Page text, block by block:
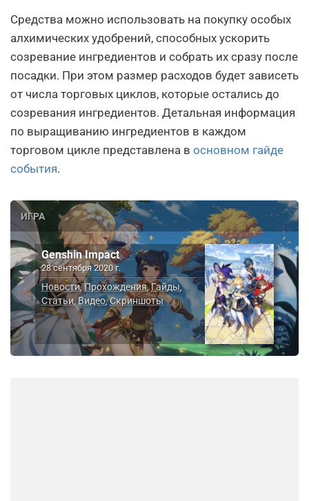
Средства можно использовать на покупку особых
алхимических удобрений, способных ускорить
созревание ингредиентов и собрать их сразу после
посадки. При этом размер расходов будет зависеть
от числа торговых циклов, которые остались до
созревания ингредиентов. Детальная информация
по выращиванию ингредиентов в каждом
торговом цикле представлена в основном гайде
события.
ИГРА
Genshin Impact
28 сентября 2020 г.
Новости,Прохождения,Гайды,
Статьи,Видео,Скриншоты